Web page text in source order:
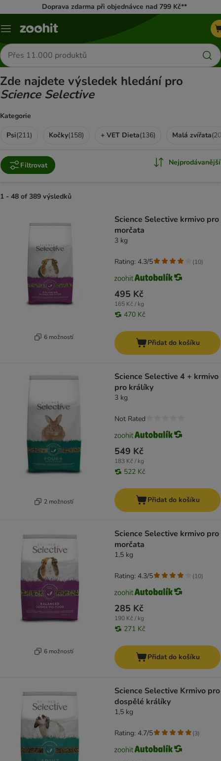
Doprava zdarma při objednávce nad 799 Kč**
Menu
Hledat
produkty
Zde najdete výsledek hledání pro
Science Selective
Kategorie
Psi(211) Kočky(158) + VET Dieta(136) Malá zvířata(20
Filtrovat Nejprodávanější
1 - 48 of 389 výsledků
6 možností
Science Selective krmivo pro
morčata
3 kg
495 Kč
165 Kč / kg
470 Kč
Rating: 4.3/5 (10)
Přidat do košíku
2 možností
Science Selective 4 + krmivo
pro králíky
3 kg
549 Kč
183 Kč / kg
522 Kč
Not Rated
Přidat do košíku
6 možností
Science Selective krmivo pro
morčata
1,5 kg
285 Kč
190 Kč / kg
271 Kč
Rating: 4.3/5 (10)
Přidat do košíku
Science Selective Krmivo pro
dospělé králíky
1,5 kg
Rating: 4.7/5 (3)